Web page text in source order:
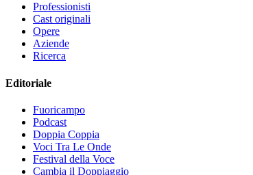
Professionisti
Cast originali
Opere
Aziende
Ricerca
Editoriale
Fuoricampo
Podcast
Doppia Coppia
Voci Tra Le Onde
Festival della Voce
Cambia il Doppiaggio